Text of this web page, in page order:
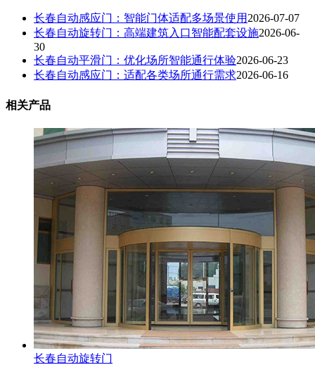
长春自动感应门：智能门体适配多场景使用2026-07-07
长春自动旋转门：高端建筑入口智能配套设施2026-06-
30
长春自动平滑门：优化场所智能通行体验2026-06-23
长春自动感应门：适配各类场所通行需求2026-06-16
相关产品
长春自动旋转门